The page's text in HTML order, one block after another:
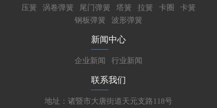
压簧
涡卷弹簧 尾门弹簧 塔簧 拉簧 卡圈
卡簧
钢板弹簧
波形弹簧
新闻中心
企业新闻 行业新闻
联系我们
地址：诸暨市大唐街道天元支路118号